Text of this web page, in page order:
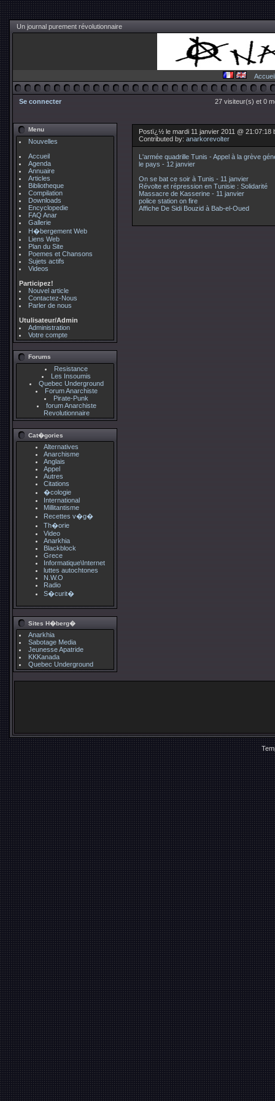
Un journal purement révolutionnaire
Accueil
Se connecter 27 visiteur(s) et 0
Menu
Nouvelles
Accueil
Agenda
Annuaire
Articles
Bibliotheque
Compilation
Downloads
Encyclopedie
FAQ Anar
Gallerie
H�bergement Web
Liens Web
Plan du Site
Poemes et Chansons
Sujets actifs
Videos
Participez!
Nouvel article
Contactez-Nous
Parler de nous
Utulisateur/Admin
Administration
Votre compte
Forums
Resistance
Les Insoumis
Quebec Underground
Forum Anarchiste
Pirate-Punk
forum Anarchiste
Revolutionnaire
Cat�gories
Alternatives
Anarchisme
Anglais
Appel
Autres
Citations
�cologie
International
Millitantisme
Recettes v�g�
Th�orie
Video
Anarkhia
Blackblock
Grece
Informatique\Internet
luttes autochtones
N.W.O
Radio
S�curit�
Sites H�berg�
Anarkhia
Sabotage Media
Jeunesse Apatride
KKKanada
Quebec Underground
Postï¿½ le mardi 11 janvier 2011 @ 21:07:18
Contributed by: anarkorevolter
L'armée quadrille Tunis - Appel à la grève
le pays - 12 janvier
On se bat ce soir à Tunis - 11 janvier
Révolte et répression en Tunisie : Solidarité
Massacre de Kasserine - 11 janvier
police station on fire
Affiche De Sidi Bouzid à Bab-el-Oued